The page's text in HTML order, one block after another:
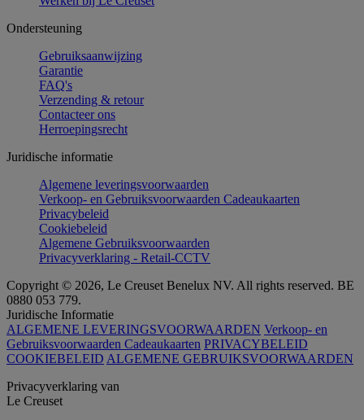
Ondersteuning
Gebruiksaanwijzing
Garantie
FAQ's
Verzending & retour
Contacteer ons
Herroepingsrecht
Juridische informatie
Algemene leveringsvoorwaarden
Verkoop- en Gebruiksvoorwaarden Cadeaukaarten
Privacybeleid
Cookiebeleid
Algemene Gebruiksvoorwaarden
Privacyverklaring - Retail-CCTV
Copyright © 2026, Le Creuset Benelux NV. All rights reserved. BE
0880 053 779.
Juridische Informatie
ALGEMENE LEVERINGSVOORWAARDEN Verkoop- en
Gebruiksvoorwaarden Cadeaukaarten PRIVACYBELEID
COOKIEBELEID ALGEMENE GEBRUIKSVOORWAARDEN
Privacyverklaring van
Le Creuset